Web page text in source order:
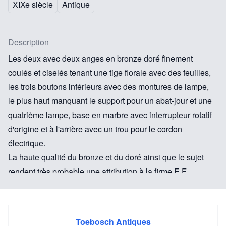
XIXe siècle Antique
Description
Les deux avec deux anges en bronze doré finement
coulés et ciselés tenant une tige florale avec des feuilles,
les trois boutons inférieurs avec des montures de lampe,
le plus haut manquant le support pour un abat-jour et une
quatrième lampe, base en marbre avec interrupteur rotatif
d'origine et à l'arrière avec un trou pour le cordon
électrique.
La haute qualité du bronze et du doré ainsi que le sujet
rendent très probable une attribution à la firme E.F.
Toebosch Antiques